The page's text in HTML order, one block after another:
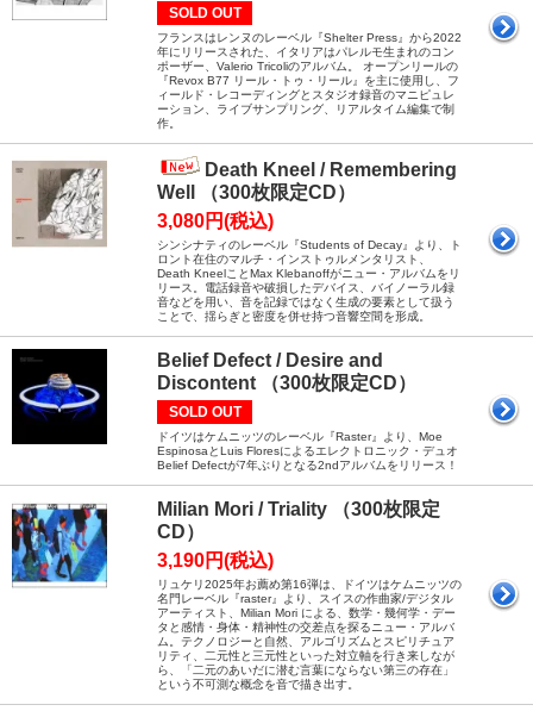
SOLD OUT
フランスはレンヌのレーベル『Shelter Press』から2022
年にリリースされた、イタリアはパレルモ生まれのコン
ポーザー、Valerio Tricoliのアルバム。 オープンリールの
『Revox B77 リール・トゥ・リール』を主に使用し、フ
ィールド・レコーディングとスタジオ録音のマニピュレ
ーション、ライブサンプリング、リアルタイム編集で制
作。
Death Kneel / Remembering
Well （300枚限定CD）
3,080円(税込)
シンシナティのレーベル『Students of Decay』より、ト
ロント在住のマルチ・インストゥルメンタリスト、
Death KneelことMax Klebanoffがニュー・アルバムをリ
リース。電話録音や破損したデバイス、バイノーラル録
音などを用い、音を記録ではなく生成の要素として扱う
ことで、揺らぎと密度を併せ持つ音響空間を形成。
Belief Defect / Desire and
Discontent （300枚限定CD）
SOLD OUT
ドイツはケムニッツのレーベル『Raster』より、Moe
EspinosaとLuis Floresによるエレクトロニック・デュオ
Belief Defectが7年ぶりとなる2ndアルバムをリリース！
Milian Mori / Triality （300枚限定
CD）
3,190円(税込)
リュケリ2025年お薦め第16弾は、ドイツはケムニッツの
名門レーベル『raster』より、スイスの作曲家/デジタル
アーティスト、Milian Mori による、数学・幾何学・デー
タと感情・身体・精神性の交差点を探るニュー・アルバ
ム。テクノロジーと自然、アルゴリズムとスピリチュア
リティ、二元性と三元性といった対立軸を行き来しなが
ら、「二元のあいだに潜む言葉にならない第三の存在」
という不可測な概念を音で描き出す。